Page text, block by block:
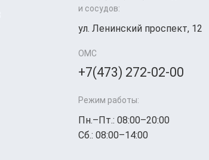
и сосудов:
ул. Ленинский проспект, 12
ОМС
+7(473) 272-02-00
Режим работы:
Пн.–Пт.: 08:00–20:00
Сб.: 08:00–14:00